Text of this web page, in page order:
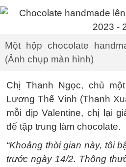
Một hộp chocolate
(Ảnh chụp màn hình)
Chị Thanh Ngọc, chủ
Lương Thế Vinh (Thanh
mỗi dịp Valentine, chị lại
để tập trung làm chocolate.
“Khoảng thời gian này, tôi
trước ngày 14/2. Thông